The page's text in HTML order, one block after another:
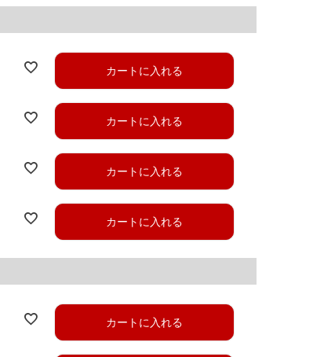
カートに入れる
カートに入れる
カートに入れる
カートに入れる
カートに入れる